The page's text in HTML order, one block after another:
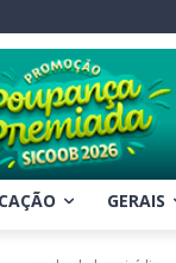
GERAIS